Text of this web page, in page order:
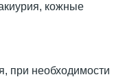
кожные
при необходимости